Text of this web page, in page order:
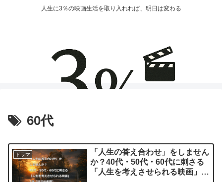
人生に3％の映画生活を取り入れれば、明日は変わる
60代
ドラマ
「人生の答え合わせ」をしません
か？40代・50代・60代に刺さる
「人生を考えさせられる映画」7